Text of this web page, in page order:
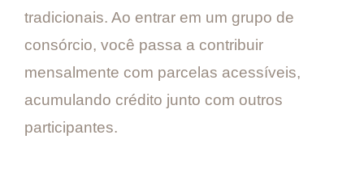
tradicionais. Ao entrar em um grupo de
consórcio, você passa a contribuir
mensalmente com parcelas acessíveis,
acumulando crédito junto com outros
participantes.